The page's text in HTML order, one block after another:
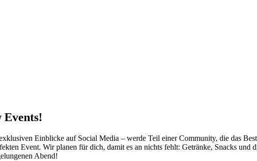
Einblicke auf Social Media – werde Teil einer Community, die das
Event. Wir planen für dich, damit es an nichts fehlt: Getränke, Snacks und
Abend!